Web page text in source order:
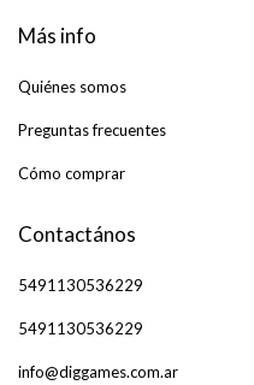
Más info
Quiénes somos
Preguntas frecuentes
Cómo comprar
Contactános
5491130536229
5491130536229
info@diggames.com.ar